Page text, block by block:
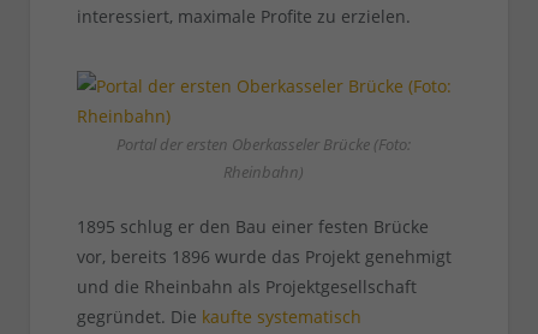
interessiert, maximale Profite zu erzielen.
Portal der ersten Oberkasseler Brücke (Foto:
Rheinbahn)
1895 schlug er den Bau einer festen Brücke
vor, bereits 1896 wurde das Projekt genehmigt
und die Rheinbahn als Projektgesellschaft
gegründet. Die kaufte systematisch